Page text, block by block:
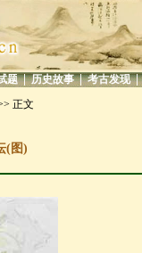
题 | 历史故事 | 考古发现 |
正文
(图)